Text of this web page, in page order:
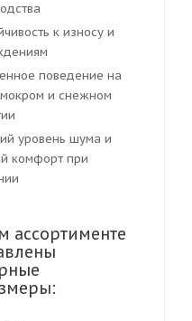
Defender
к износу и
поведение на
и снежном
уровень шума и
комфорт при
ассортименте